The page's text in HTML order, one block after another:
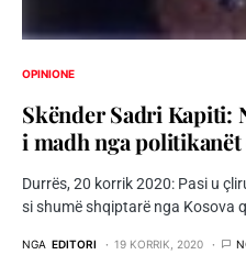
OPINIONE
Skënder Sadri Kapiti:
i madh nga politikanët
Durrës, 20 korrik 2020: Pasi u
si shumë shqiptarë nga Kosova
NGA EDITORI 19 KORRIK, 2020